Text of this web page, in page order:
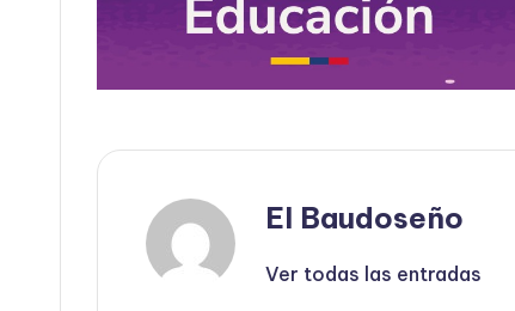
El Baudoseño
Ver todas las entradas